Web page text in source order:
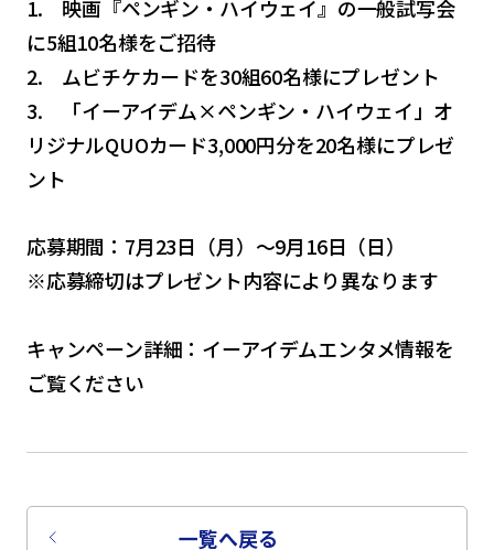
1. 映画『ペンギン・ハイウェイ』の一般試写会
に5組10名様をご招待
2. ムビチケカードを30組60名様にプレゼント
3. 「イーアイデム×ペンギン・ハイウェイ」オ
リジナルQUOカード3,000円分を20名様にプレゼ
ント
応募期間：7月23日（月）～9月16日（日）
※応募締切はプレゼント内容により異なります
キャンペーン詳細：イーアイデムエンタメ情報を
ご覧ください
一覧へ戻る